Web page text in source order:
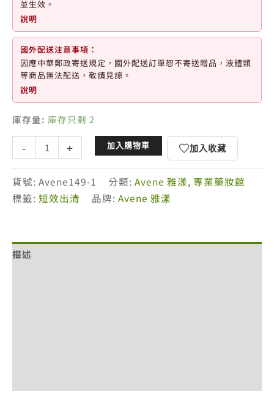
並生效。
說明
國外配送注意事項：
因應中華郵政寄送規定，國外配送訂單恕不寄送贈品，液體類
等商品無法配送，敬請見諒。
說明
庫存量: 庫存只剩 2
-
漾
極
致
彈
亮
眼
+ 加入購物車 加入收藏
貨號: Avene149-1 分類: Avene 雅漾, 專業藥妝館
標籤: 短效出清 品牌: Avene 雅漾
描述